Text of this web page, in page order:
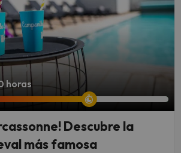
horas
Descubre la
más famosa